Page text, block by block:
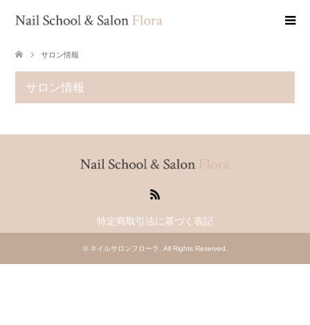
サロン情報
サロン情報
特定商取引法に基づく表記
© ネイルサロンフローラ . All Rights Reserved.